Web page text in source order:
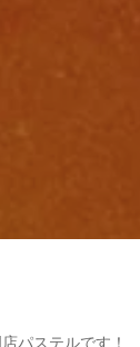
パステルです！